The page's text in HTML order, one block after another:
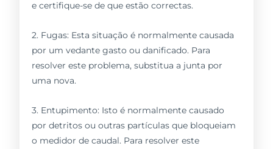
e certifique-se de que estão correctas.
2. Fugas: Esta situação é normalmente causada
por um vedante gasto ou danificado. Para
resolver este problema, substitua a junta por
uma nova.
3. Entupimento: Isto é normalmente causado
por detritos ou outras partículas que bloqueiam
o medidor de caudal. Para resolver este